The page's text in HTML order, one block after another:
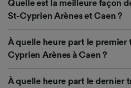
Quelle est la meilleure façon
St-Cyprien Arènes et Caen ?
À quelle heure part le premier
Cyprien Arènes à Caen ?
À quelle heure part le dernier